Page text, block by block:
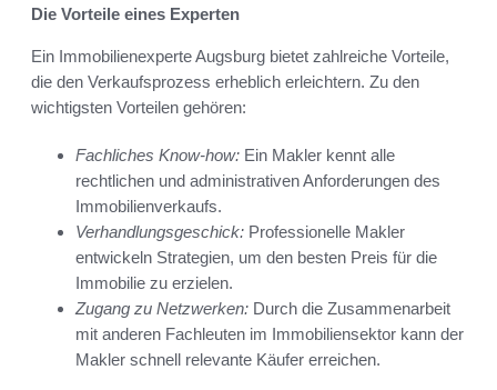
Die Vorteile eines Experten
Ein Immobilienexperte Augsburg bietet zahlreiche Vorteile,
die den Verkaufsprozess erheblich erleichtern. Zu den
wichtigsten Vorteilen gehören:
Fachliches Know-how: Ein Makler kennt alle
rechtlichen und administrativen Anforderungen des
Immobilienverkaufs.
Verhandlungsgeschick: Professionelle Makler
entwickeln Strategien, um den besten Preis für die
Immobilie zu erzielen.
Zugang zu Netzwerken: Durch die Zusammenarbeit
mit anderen Fachleuten im Immobiliensektor kann der
Makler schnell relevante Käufer erreichen.